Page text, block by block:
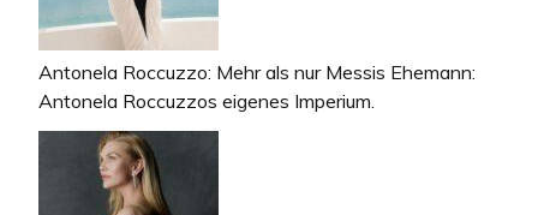
Antonela Roccuzzo: Mehr als nur Messis Ehemann:
Antonela Roccuzzos eigenes Imperium.